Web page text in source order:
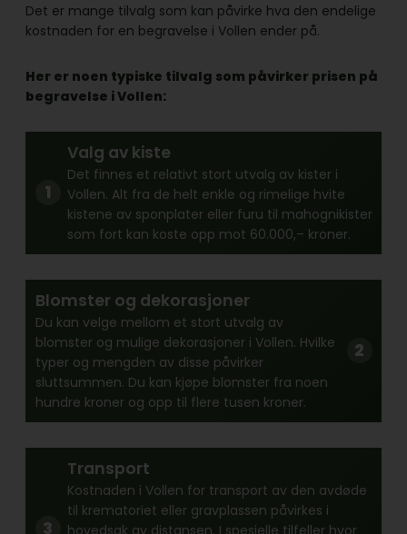
Det er mange tilvalg som kan påvirke hva den endelige
kostnaden for en begravelse i Vollen ender på.
Her er noen typiske tilvalg som påvirker prisen på
begravelse i Vollen:
Valg av kiste
Det finnes et relativt stort utvalg av kister i
Vollen. Alt fra de helt enkle og rimelige hvite
kistene av sponplater eller furu til mahognikister
som fort kan koste opp mot 60.000,– kroner.
Blomster og dekorasjoner
Du kan velge mellom et stort utvalg av
blomster og mulige dekorasjoner i Vollen. Hvilke
typer og mengden av disse påvirker
sluttsummen. Du kan kjøpe blomster fra noen
hundre kroner og opp til flere tusen kroner.
Transport
Kostnaden i Vollen for transport av den avdøde
til krematoriet eller gravplassen påvirkes i